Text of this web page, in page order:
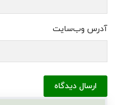
آدرس وب‌سایت
ارسال دیدگاه